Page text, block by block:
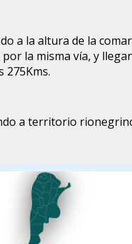
a la altura de la
la misma vía, y
275Kms.
a territorio